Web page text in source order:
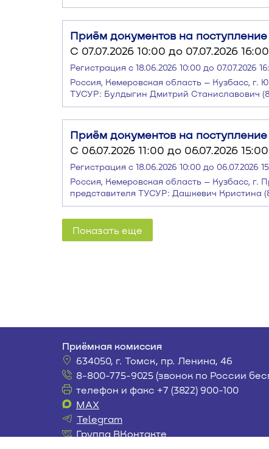
Приём документов на поступление
C 07.07.2026 10:00 до 07.07.2026 16:00
Регистрация с 18.06.2026 10:00 до 07.07.2026
Россия, Кемеровская область – Кузбасс, г.
ТУСУР: Булдыгин Дмитрий Станиславович
Приём документов на
C 06.07.2026 11:00 до 06.07.2026 15:00
Регистрация с 18.06.2026 10:00 до 06.07.2026
Россия, Кемеровская область – Кузбасс, г.
представителя ТУСУР: Дашкевич Кристина
Показать еще
Приёмная комиссия
634050, г. Томск, пр. Ленина, 46
8-800-775-9025 (звонок по России
телефон и факс +7 (3822) 900-100
MAX
Telegram
Группа ВКонтакте